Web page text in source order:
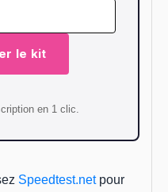
le kit
en 1 clic.
Speedtest.netpour